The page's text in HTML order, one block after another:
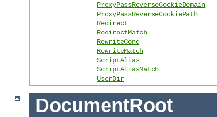
ProxyPassReverseCookieDomain
ProxyPassReverseCookiePath
Redirect
RedirectMatch
RewriteCond
RewriteMatch
ScriptAlias
ScriptAliasMatch
UserDir
DocumentRoot